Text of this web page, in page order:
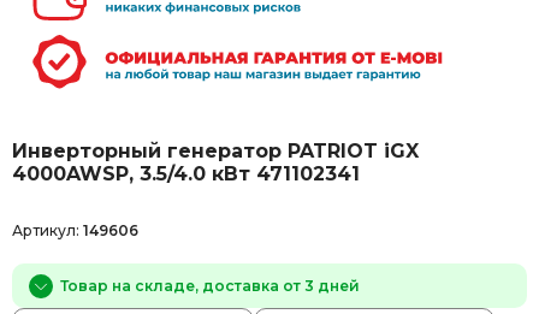
Инверторный генератор PATRIOT iGX
4000AWSP, 3.5/4.0 кВт 471102341
Артикул: 149606
Товар на складе, доставка от 3 дней